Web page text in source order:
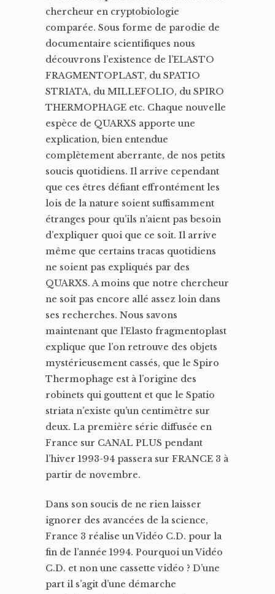
chercheur en cryptobiologie
comparée. Sous forme de parodie de
documentaire scientifiques nous
découvrons l’existence de l’ELASTO
FRAGMENTOPLAST, du SPATIO
STRIATA, du MILLEFOLIO, du SPIRO
THERMOPHAGE etc. Chaque nouvelle
espèce de QUARXS apporte une
explication, bien entendue
complètement aberrante, de nos petits
soucis quotidiens. Il arrive cependant
que ces êtres défiant effrontément les
lois de la nature soient suffisamment
étranges pour qu’ils n’aient pas besoin
d’expliquer quoi que ce soit. Il arrive
même que certains tracas quotidiens
ne soient pas expliqués par des
QUARXS. A moins que notre chercheur
ne soit pas encore allé assez loin dans
ses recherches. Nous savons
maintenant que l’Elasto fragmentoplast
explique que l’on retrouve des objets
mystérieusement cassés, que le Spiro
Thermophage est à l’origine des
robinets qui gouttent et que le Spatio
striata n’existe qu’un centimètre sur
deux. La première série diffusée en
France sur CANAL PLUS pendant
l’hiver 1993-94 passera sur FRANCE 3 à
partir de novembre.
Dans son soucis de ne rien laisser
ignorer des avancées de la science,
France 3 réalise un Vidéo C.D. pour la
fin de l’année 1994. Pourquoi un Vidéo
C.D. et non une cassette vidéo ? D’une
part il s’agit d’une démarche